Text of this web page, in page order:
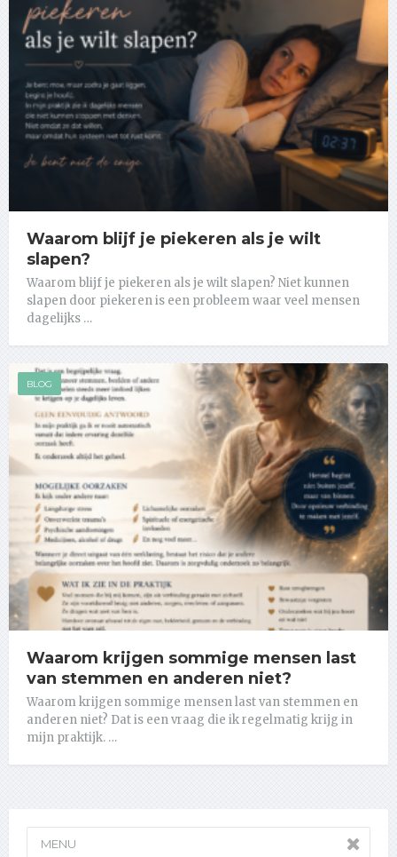
Waarom blijf je piekeren als je wilt
slapen?
Waarom blijf je piekeren als je wilt slapen? Niet kunnen
slapen door piekeren is een probleem waar veel mensen
dagelijks …
BLOG
Waarom krijgen sommige mensen last
van stemmen en anderen niet?
Waarom krijgen sommige mensen last van stemmen en
anderen niet? Dat is een vraag die ik regelmatig krijg in
mijn praktijk. …
MENU